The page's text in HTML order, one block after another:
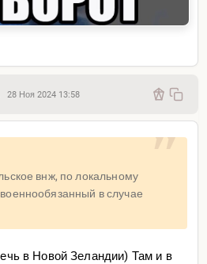
28 Ноя 2024 13:58
внж, по локальному
в случае
в Новой Зеландии) Там и в